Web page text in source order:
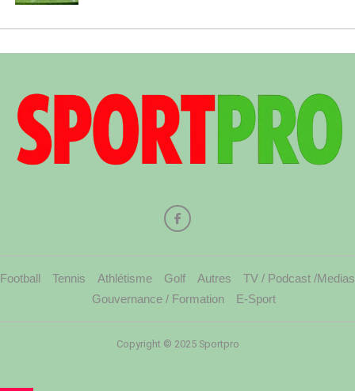
Football Tennis Athlétisme Golf Autres
TV / Podcast /Medias
Gouvernance / Formation
E-Sport
Copyright © 2025 Sportpro